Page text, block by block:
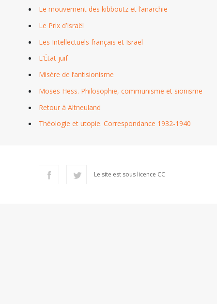
Le mouvement des kibboutz et l’anarchie
Le Prix d’Israël
Les Intellectuels français et Israël
L’État juif
Misère de l’antisionisme
Moses Hess. Philosophie, communisme et sionisme
Retour à Altneuland
Théologie et utopie. Correspondance 1932-1940
Le site est sous licence CC